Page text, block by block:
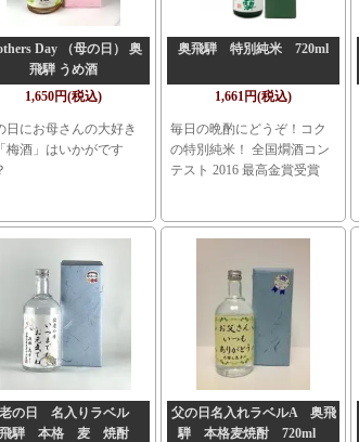
Day （母の日） 奥
飛騨 うめ酒
1,650円(税込)
日にお母さんの大好き
梅酒」はいかがです
奥飛騨 特別純米 720ml
1,661円(税込)
毎日の晩酌にどうぞ！コク
の特別純米！ 全国燗酒コン
テスト 2016 最高金賞受賞
の日 名入りラベル
飛騨 本格 麦 焼酎
父の日名入れラベルA 奥飛
騨 本格麦焼酎 720ml